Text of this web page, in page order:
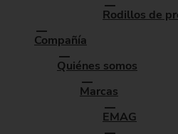
Rodillos de
Compañía
Quiénes somos
Marcas
EMAG